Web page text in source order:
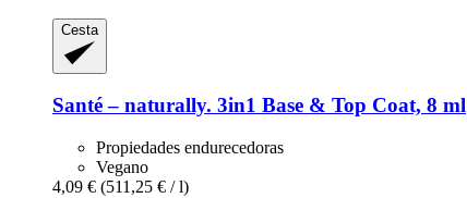
Cesta
Santé – naturally. 3in1 Base & Top Coat, 8 ml
Propiedades endurecedoras
Vegano
4,09 € (511,25 € / l)